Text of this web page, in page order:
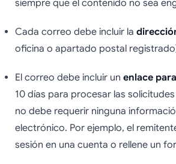
siempre que el contenido no sea
Cada correo debe incluir la
oficina o apartado postal
El correo debe incluir un enlace
10 días para procesar las
no debe requerir ninguna
electrónico. Por ejemplo, el
sesión en una cuenta o rellene un